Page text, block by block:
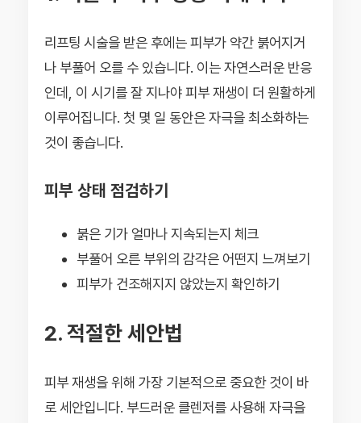
리프팅 시술을 받은 후에는 피부가 약간 붉어지거
나 부풀어 오를 수 있습니다. 이는 자연스러운 반응
인데, 이 시기를 잘 지나야 피부 재생이 더 원활하게
이루어집니다. 첫 몇 일 동안은 자극을 최소화하는
것이 좋습니다.
피부 상태 점검하기
붉은 기가 얼마나 지속되는지 체크
부풀어 오른 부위의 감각은 어떤지 느껴보기
피부가 건조해지지 않았는지 확인하기
2. 적절한 세안법
피부 재생을 위해 가장 기본적으로 중요한 것이 바
로 세안입니다. 부드러운 클렌저를 사용해 자극을